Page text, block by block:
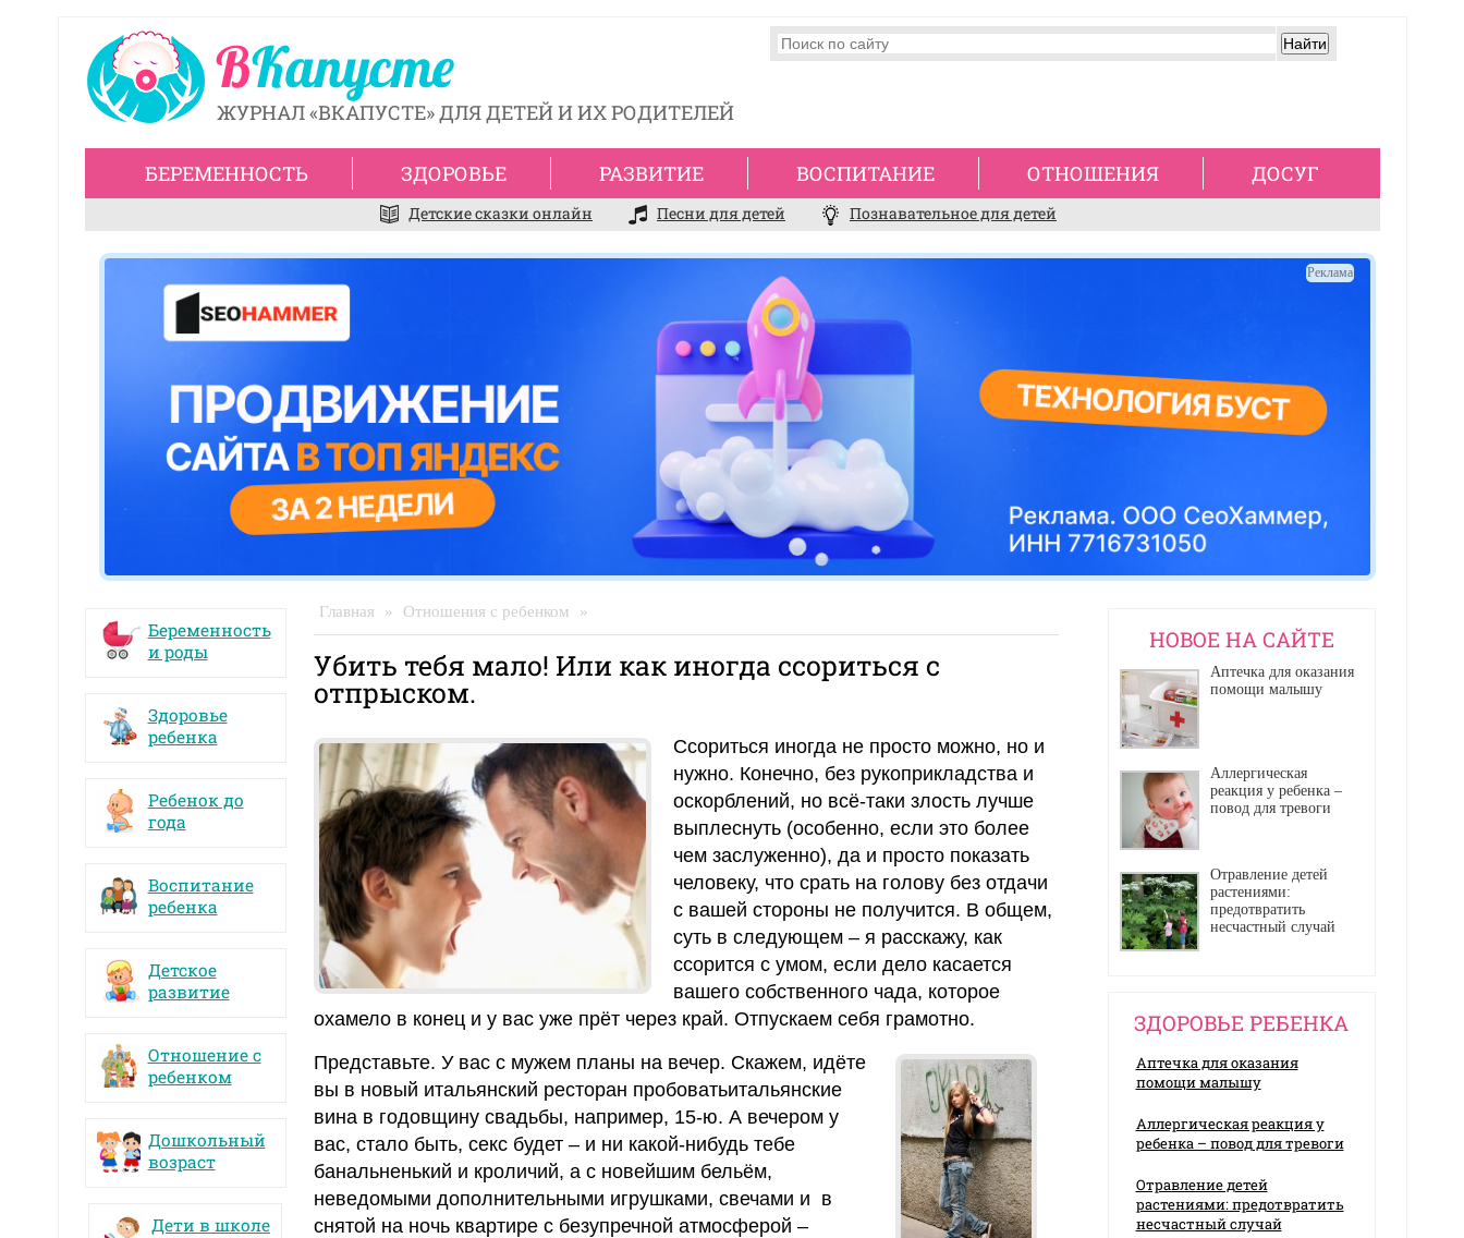
ЖУРНАЛ «ВКАПУСТЕ» ДЛЯ ДЕТЕЙ И ИХ РОДИТЕЛЕЙ
Реклама
Беременность
и роды
Здоровье
ребенка
Ребенок до
года
Воспитание
ребенка
Детское
развитие
Отношение с
ребенком
Дошкольный
возраст
Дети в школе
Главная » Отношения с ребенком »
Убить тебя мало! Или как иногда ссориться с
отпрыском.
Ссориться иногда не просто можно, но и
нужно. Конечно, без рукоприкладства и
оскорблений, но всё-таки злость лучше
выплеснуть (особенно, если это более
чем заслуженно), да и просто показать
человеку, что срать на голову без отдачи
с вашей стороны не получится. В общем,
суть в следующем – я расскажу, как
ссорится с умом, если дело касается
вашего собственного чада, которое
охамело в конец и у вас уже прёт через край. Отпускаем себя грамотно.
Представьте. У вас с мужем планы на вечер. Скажем, идёте
вы в новый итальянский ресторан пробоватьитальянские
вина в годовщину свадьбы, например, 15-ю. А вечером у
вас, стало быть, секс будет – и ни какой-нибудь тебе
банальненький и кроличий, а с новейшим бельём,
неведомыми дополнительными игрушками, свечами и в
снятой на ночь квартире с безупречной атмосферой –
НОВОЕ НА САЙТЕ
Аптечка для оказания
помощи малышу
Аллергическая
реакция у ребенка –
повод для тревоги
Отравление детей
растениями:
предотвратить
несчастный случай
ЗДОРОВЬЕ РЕБЕНКА
Аптечка для оказания
помощи малышу
Аллергическая реакция у
ребенка – повод для тревоги
Отравление детей
растениями: предотвратить
несчастный случай
БЕРЕМЕННОСТЬ ЗДОРОВЬЕ РАЗВИТИЕ ВОСПИТАНИЕ ОТНОШЕНИЯ ДОСУГ
Детские сказки онлайн Песни для детей Познавательное для детей